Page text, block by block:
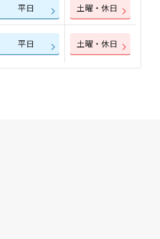
平日 土曜・休日
平日 土曜・休日